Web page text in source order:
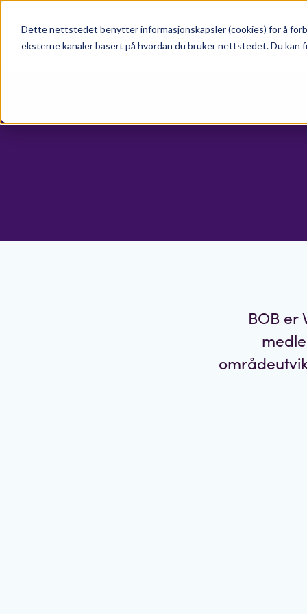
Dette nettstedet benytter informasjonskapsler (cookies) for å
eksterne kanaler basert på hvordan du bruker nettstedet. Du kan
Meny Søk
BOB er